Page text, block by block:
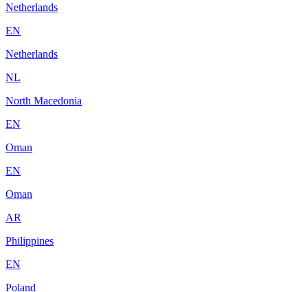
Netherlands
EN
Netherlands
NL
North Macedonia
EN
Oman
EN
Oman
AR
Philippines
EN
Poland